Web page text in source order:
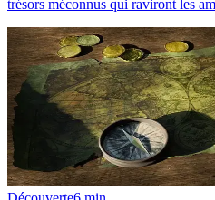
trésors méconnus qui raviront les